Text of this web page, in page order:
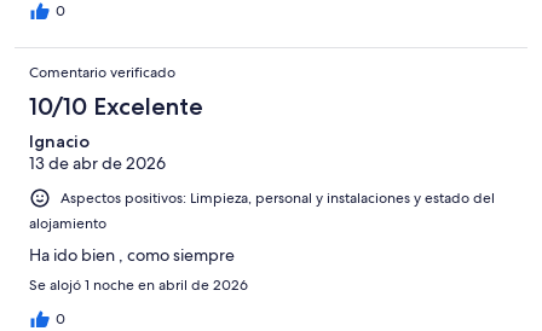
0
Comentario verificado
10/10 Excelente
Ignacio
13 de abr de 2026
Aspectos positivos: Limpieza, personal y instalaciones y estado del
alojamiento
Ha ido bien , como siempre
Se alojó 1 noche en abril de 2026
0